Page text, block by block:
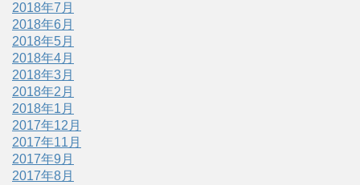
2018年7月
2018年6月
2018年5月
2018年4月
2018年3月
2018年2月
2018年1月
2017年12月
2017年11月
2017年9月
2017年8月